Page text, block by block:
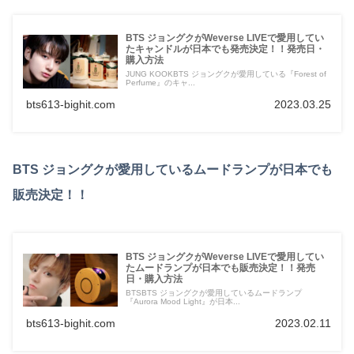
BTS ジョングクがWeverse LIVEで愛用してい
たキャンドルが日本でも発売決定！！発売日・
購入方法
JUNG KOOKBTS ジョングクが愛用している『Forest of
Perfume』のキャ...
bts613-bighit.com 2023.03.25
BTS ジョングクが愛用しているムードランプが日本でも
販売決定！！
BTS ジョングクがWeverse LIVEで愛用してい
たムードランプが日本でも販売決定！！発売
日・購入方法
BTSBTS ジョングクが愛用しているムードランプ
『Aurora Mood Light』が日本...
bts613-bighit.com 2023.02.11